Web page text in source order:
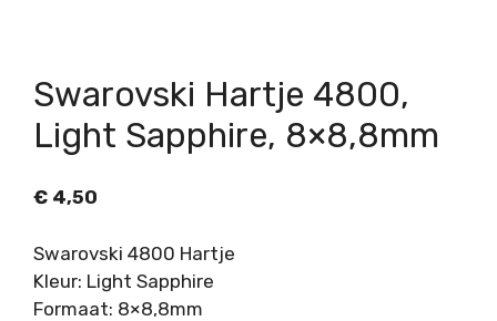
Swarovski Hartje 4800,
Light Sapphire, 8×8,8mm
€ 4,50
Swarovski 4800 Hartje
Kleur: Light Sapphire
Formaat: 8×8,8mm